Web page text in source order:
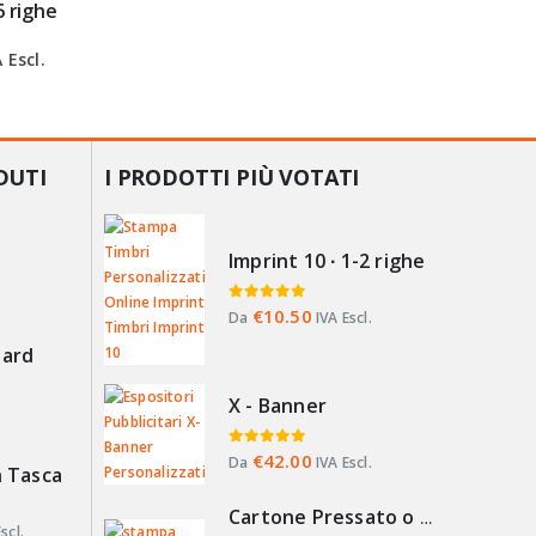
righe
Escl.
I PRODOTTI PIÙ VOTATI
Imprint 10 ∙ 1-2 righe
0 Su 5
Da €10.50 IVA Escl.
X - Banner
0 Su 5
Da €42.00 IVA Escl.
Cartone Pressato o Alveolare